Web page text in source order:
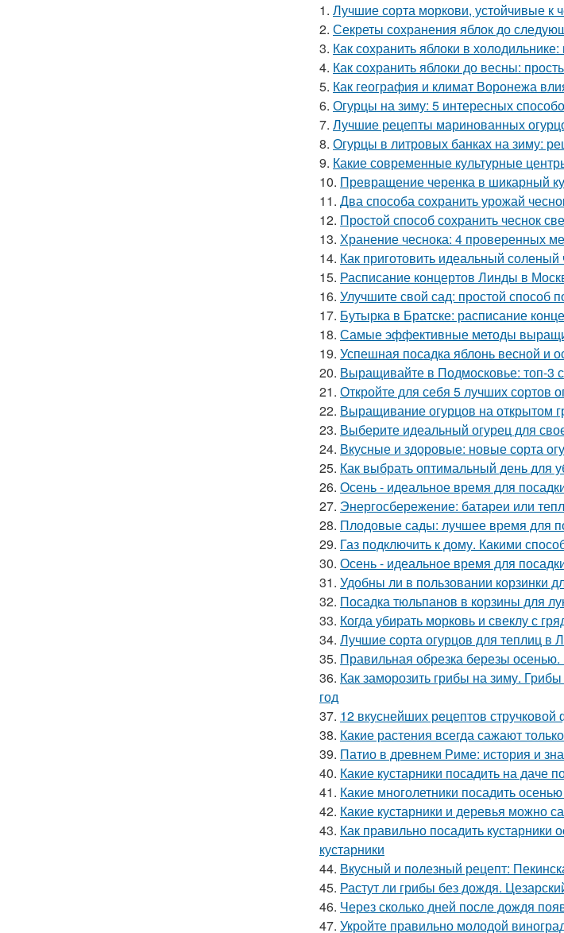
1. Лучшие сорта моркови, устойчивые к
2. Секреты сохранения яблок до
3. Как сохранить яблоки в
4. Как сохранить яблоки до весны:
5. Как география и климат Воронежа
6. Огурцы на зиму: 5 интересных
7. Лучшие рецепты маринованных
8. Огурцы в литровых банках на зиму:
9. Какие современные культурные
10. Превращение черенка в шикарный
11. Два способа сохранить урожай
12. Простой способ сохранить чеснок
13. Хранение чеснока: 4 проверенных
14. Как приготовить идеальный соленый
15. Расписание концертов Линды в
16. Улучшите свой сад: простой способ
17. Бутырка в Братске: расписание
18. Самые эффективные методы
19. Успешная посадка яблонь весной и
20. Выращивайте в Подмосковье: топ-3
21. Откройте для себя 5 лучших сортов
22. Выращивание огурцов на открытом
23. Выберите идеальный огурец для
24. Вкусные и здоровые: новые сорта
25. Как выбрать оптимальный день для
26. Осень - идеальное время для
27. Энергосбережение: батареи или
28. Плодовые сады: лучшее время для
29. Газ подключить к дому. Какими
30. Осень - идеальное время для
31. Удобны ли в пользовании корзинки
32. Посадка тюльпанов в корзины для
33. Когда убирать морковь и свеклу с
34. Лучшие сорта огурцов для теплиц в
35. Правильная обрезка березы
36. Как заморозить грибы на зиму.
год
37. 12 вкуснейших рецептов стручковой
38. Какие растения всегда сажают
39. Патио в древнем Риме: история и
40. Какие кустарники посадить на даче
41. Какие многолетники посадить
42. Какие кустарники и деревья можно
43. Как правильно посадить
кустарники
44. Вкусный и полезный рецепт:
45. Растут ли грибы без дождя.
46. Через сколько дней после дождя
47. Укройте правильно молодой